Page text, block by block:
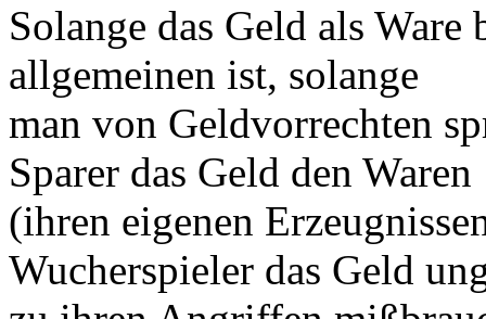
Solange das Geld als Ware
allgemeinen ist, solange
man von Geldvorrechten
Sparer das Geld den Waren
(ihren eigenen
Wucherspieler das Geld